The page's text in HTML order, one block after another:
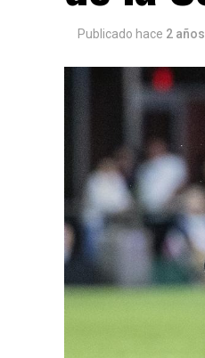
Publicado hace 2 años